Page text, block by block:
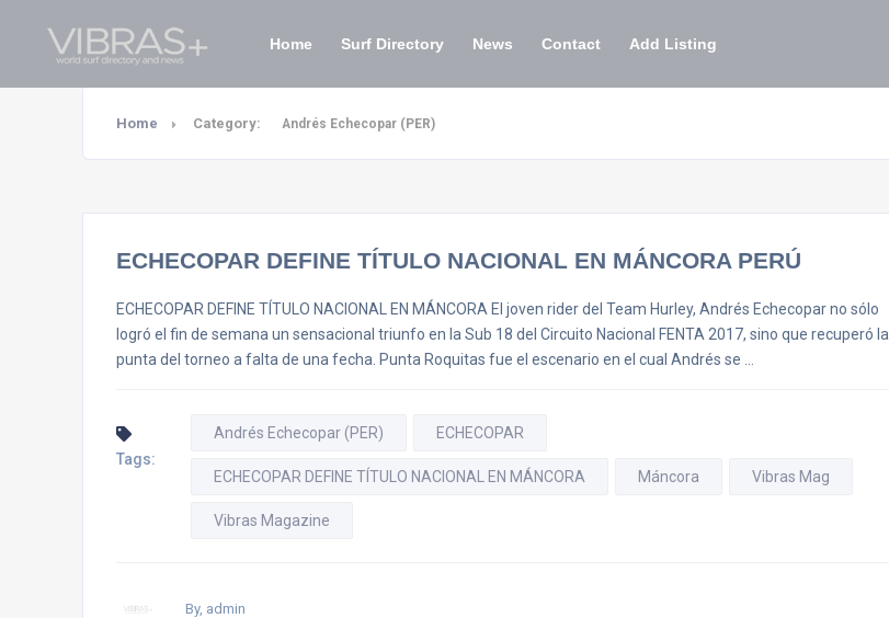
Home Surf Directory News Contact Add Listing
Home Category: Andrés Echecopar (PER)
ECHECOPAR DEFINE TÍTULO NACIONAL EN MÁNCORA PERÚ
ECHECOPAR DEFINE TÍTULO NACIONAL EN MÁNCORA El joven rider del Team Hurley, Andrés Echecopar no sólo
logró el fin de semana un sensacional triunfo en la Sub 18 del Circuito Nacional FENTA 2017, sino que recuperó la
punta del torneo a falta de una fecha. Punta Roquitas fue el escenario en el cual Andrés se …
Tags:
Andrés Echecopar (PER) ECHECOPAR
ECHECOPAR DEFINE TÍTULO NACIONAL EN MÁNCORA Máncora Vibras Mag
Vibras Magazine
By, admin